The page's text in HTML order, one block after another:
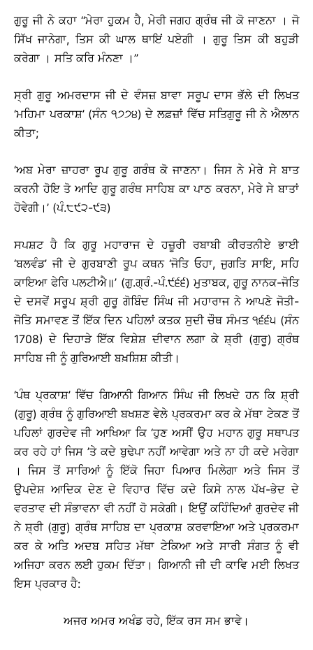
ਗੁਰੂ ਜੀ ਨੇ ਕਹਾ ‘‘ਮੇਰਾ ਹੁਕਮ ਹੈ, ਮੇਰੀ ਜਗਹ ਗ੍ਰੰਥ ਜੀ ਕੋ ਜਾਣਨਾ । ਜੋ
ਸਿੱਖ ਜਾਨੇਗਾ, ਤਿਸ ਕੀ ਘਾਲ ਥਾਇਂ ਪਏਗੀ । ਗੁਰੂ ਤਿਸ ਕੀ ਬਹੁੜੀ
ਕਰੇਗਾ । ਸਤਿ ਕਰਿ ਮੰਨਣਾ ।’’
ਸ੍ਰੀ ਗੁਰੂ ਅਮਰਦਾਸ ਜੀ ਦੇ ਵੰਸਜ਼ ਬਾਵਾ ਸਰੂਪ ਦਾਸ ਭੱਲੇ ਦੀ ਲਿਖਤ
‘ਮਹਿਮਾ ਪਰਕਾਸ਼’ (ਸੰਨ ੧੭੭੪) ਦੇ ਲਫ਼ਜ਼ਾਂ ਵਿੱਚ ਸਤਿਗੁਰੂ ਜੀ ਨੇ ਐਲਾਨ
ਕੀਤਾ;
‘ਅਬ ਮੇਰਾ ਜ਼ਾਹਰਾ ਰੂਪ ਗੁਰੂ ਗਰੰਥ ਕੋ ਜਾਣਨਾ। ਜਿਸ ਨੇ ਮੇਰੇ ਸੇ ਬਾਤ
ਕਰਨੀ ਹੋਇ ਤੋ ਆਦਿ ਗੁਰੂ ਗਰੰਥ ਸਾਹਿਬ ਕਾ ਪਾਠ ਕਰਨਾ, ਮੇਰੇ ਸੇ ਬਾਤਾਂ
ਹੋਵੇਗੀ।’ (ਪੰ.੮੯੨-੯੩)
ਸਪਸ਼ਟ ਹੈ ਕਿ ਗੁਰੂ ਮਹਾਰਾਜ ਦੇ ਹਜ਼ੂਰੀ ਰਬਾਬੀ ਕੀਰਤਨੀਏ ਭਾਈ
‘ਬਲਵੰਡ’ ਜੀ ਦੇ ਗੁਰਬਾਣੀ ਰੂਪ ਕਥਨ ‘ਜੋਤਿ ਓਹਾ, ਜੁਗਤਿ ਸਾਇ, ਸਹਿ
ਕਾਇਆ ਫੇਰਿ ਪਲਟੀਐ॥’ (ਗੁ.ਗ੍ਰੰ.-ਪੰ.੯੬੬) ਮੁਤਾਬਕ, ਗੁਰੂ ਨਾਨਕ-ਜੋਤਿ
ਦੇ ਦਸਵੇਂ ਸਰੂਪ ਸ਼੍ਰੀ ਗੁਰੂ ਗੋਬਿੰਦ ਸਿੰਘ ਜੀ ਮਹਾਰਾਜ ਨੇ ਆਪਣੇ ਜੋਤੀ-
ਜੋਤਿ ਸਮਾਵਣ ਤੋਂ ਇੱਕ ਦਿਨ ਪਹਿਲਾਂ ਕਤਕ ਸੁਦੀ ਚੌਥ ਸੰਮਤ ੧੬੬੫ (ਸੰਨ
1708) ਦੇ ਦਿਹਾੜੇ ਇੱਕ ਵਿਸ਼ੇਸ਼ ਦੀਵਾਨ ਲਗਾ ਕੇ ਸ਼੍ਰੀ (ਗੁਰੂ) ਗ੍ਰੰਥ
ਸਾਹਿਬ ਜੀ ਨੂੰ ਗੁਰਿਆਈ ਬਖ਼ਸ਼ਿਸ਼ ਕੀਤੀ।
‘ਪੰਥ ਪ੍ਰਕਾਸ਼’ ਵਿੱਚ ਗਿਆਨੀ ਗਿਆਨ ਸਿੰਘ ਜੀ ਲਿਖਦੇ ਹਨ ਕਿ ਸ਼੍ਰੀ
(ਗੁਰੂ) ਗ੍ਰੰਥ ਨੂੰ ਗੁਰਿਆਈ ਬਖਸ਼ਣ ਵੇਲੇ ਪ੍ਰਕਰਮਾ ਕਰ ਕੇ ਮੱਥਾ ਟੇਕਣ ਤੋਂ
ਪਹਿਲਾਂ ਗੁਰਦੇਵ ਜੀ ਆਖਿਆ ਕਿ ‘ਹੁਣ ਅਸੀਂ ਉਹ ਮਹਾਨ ਗੁਰੂ ਸਥਾਪਤ
ਕਰ ਰਹੇ ਹਾਂ ਜਿਸ ’ਤੇ ਕਦੇ ਬੁਢੇਪਾ ਨਹੀਂ ਆਵੇਗਾ ਅਤੇ ਨਾ ਹੀ ਕਦੇ ਮਰੇਗਾ
। ਜਿਸ ਤੋਂ ਸਾਰਿਆਂ ਨੂੰ ਇੱਕੋ ਜਿਹਾ ਪਿਆਰ ਮਿਲੇਗਾ ਅਤੇ ਜਿਸ ਤੋਂ
ਉਪਦੇਸ਼ ਆਦਿਕ ਦੇਣ ਦੇ ਵਿਹਾਰ ਵਿੱਚ ਕਦੇ ਕਿਸੇ ਨਾਲ ਪੱਖ-ਭੇਦ ਦੇ
ਵਰਤਾਵ ਦੀ ਸੰਭਾਵਨਾ ਵੀ ਨਹੀਂ ਹੋ ਸਕੇਗੀ। ਇਉਂ ਕਹਿੰਦਿਆਂ ਗੁਰਦੇਵ ਜੀ
ਨੇ ਸ਼੍ਰੀ (ਗੁਰੂ) ਗ੍ਰੰਥ ਸਾਹਿਬ ਦਾ ਪ੍ਰਕਾਸ਼ ਕਰਵਾਇਆ ਅਤੇ ਪ੍ਰਕਰਮਾ
ਕਰ ਕੇ ਅਤਿ ਅਦਬ ਸਹਿਤ ਮੱਥਾ ਟੇਕਿਆ ਅਤੇ ਸਾਰੀ ਸੰਗਤ ਨੂੰ ਵੀ
ਅਜਿਹਾ ਕਰਨ ਲਈ ਹੁਕਮ ਦਿੱਤਾ। ਗਿਆਨੀ ਜੀ ਦੀ ਕਾਵਿ ਮਈ ਲਿਖਤ
ਇਸ ਪ੍ਰਕਾਰ ਹੈ:
ਅਜਰ ਅਮਰ ਅਖੰਡ ਰਹੇ, ਇੱਕ ਰਸ ਸਮ ਭਾਵੇ।